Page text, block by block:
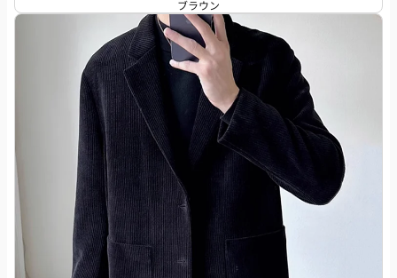
ブラウン